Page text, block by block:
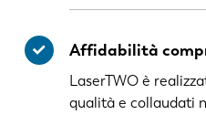
Affidabilità
LaserTWO è
qualità e collaudati